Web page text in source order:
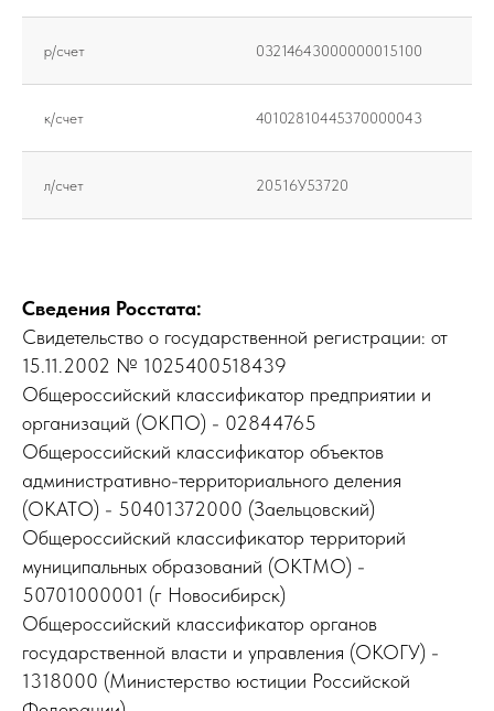
р/счет 03214643000000015100
к/счет 40102810445370000043
л/счет 20516У53720
Сведения Росстата:
Свидетельство о государственной регистрации: от
15.11.2002 № 1025400518439
Общероссийский классификатор предприятии и
организаций (ОКПО) - 02844765
Общероссийский классификатор объектов
административно-территориального деления
(ОКАТО) - 50401372000 (Заельцовский)
Общероссийский классификатор территорий
муниципальных образований (ОКТМО) -
50701000001 (г Новосибирск)
Общероссийский классификатор органов
государственной власти и управления (ОКОГУ) -
1318000 (Министерство юстиции Российской